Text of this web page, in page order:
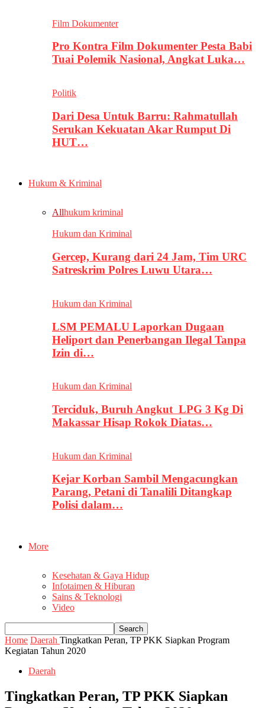
Film Dokumenter
Pro Kontra Film Dokumenter Pesta Babi
Tuai Polemik Nasional, Angkat Luka…
Politik
Dari Desa Untuk Barru: Rahmatullah
Serukan Kekuatan Akar Rumput Di
HUT…
Hukum & Kriminal
Allhukum kriminal
Hukum dan Kriminal
Gercep, Kurang dari 24 Jam, Tim URC
Satreskrim Polres Luwu Utara…
Hukum dan Kriminal
LSM PEMALU Laporkan Dugaan
Heliport dan Penerbangan Ilegal Tanpa
Izin di…
Hukum dan Kriminal
Terciduk, Buruh Angkut LPG 3 Kg Di
Makassar Hisap Rokok Diatas…
Hukum dan Kriminal
Kejar Korban Sambil Mengacungkan
Parang, Petani di Tanalili Ditangkap
Polisi dalam…
More
Kesehatan & Gaya Hidup
Infotaimen & Hiburan
Sains & Teknologi
Video
Home Daerah Tingkatkan Peran, TP PKK Siapkan Program
Kegiatan Tahun 2020
Daerah
Tingkatkan Peran, TP PKK Siapkan